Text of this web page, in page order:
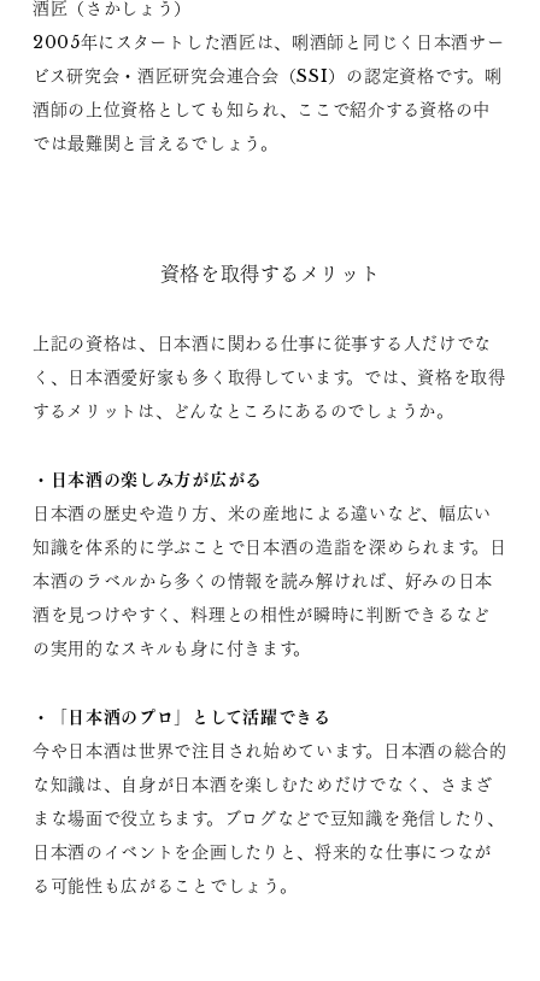
酒匠（さかしょう）
2005年にスタートした酒匠は、唎酒師と同じく日本酒サー
ビス研究会・酒匠研究会連合会（SSI）の認定資格です。唎
酒師の上位資格としても知られ、ここで紹介する資格の中
では最難関と言えるでしょう。
資格を取得するメリット
上記の資格は、日本酒に関わる仕事に従事する人だけでな
く、日本酒愛好家も多く取得しています。では、資格を取得
するメリットは、どんなところにあるのでしょうか。
・日本酒の楽しみ方が広がる
日本酒の歴史や造り方、米の産地による違いなど、幅広い
知識を体系的に学ぶことで日本酒の造詣を深められます。日
本酒のラベルから多くの情報を読み解ければ、好みの日本
酒を見つけやすく、料理との相性が瞬時に判断できるなど
の実用的なスキルも身に付きます。
・「日本酒のプロ」として活躍できる
今や日本酒は世界で注目され始めています。日本酒の総合的
な知識は、自身が日本酒を楽しむためだけでなく、さまざ
まな場面で役立ちます。ブログなどで豆知識を発信したり、
日本酒のイベントを企画したりと、将来的な仕事につなが
る可能性も広がることでしょう。